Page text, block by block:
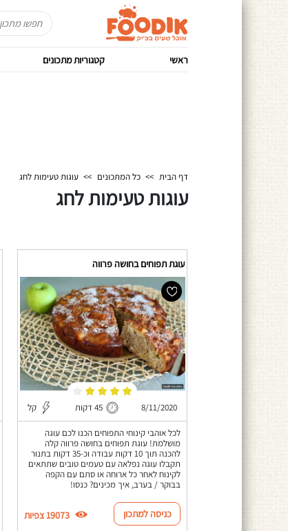
ראשי קטגוריות מתכונים
דף הבית >> כל המתכונים >> עוגות טעימות לחג
עוגות טעימות לחג
עוגת תפוחים בחושה פרווה
8/11/2020 45 דקות קל
לכל אוהבי קינוחי התפוחים הכנו לכם עוגה
מושלמת! עוגת תפוחים בחושה פרווה קלה
להכנה תוך 10 דקות עבודה וכ-35 דקות בתנור
תקבלו עוגה נפלאה עם טעמים טובים שתתאים
לקינוח לאחר כל ארוחה או סתם עם הקפה
בבוקר / בערב, איך מכינים? כנסו!
כניסה למתכון 19073 צפיות